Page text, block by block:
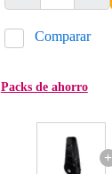
Comparar
Packs de ahorro
+